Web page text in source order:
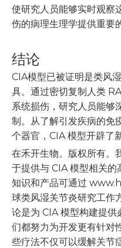
使研究人员能够实时观察
伤的病理生理学提供重要
结论
CIA模型已被证明是类风
具。通过密切复制人类
系统损伤，研究人员能够
制。从了解引发疾病的免
个器官，CIA 模型开辟了
在禾开生物。版权所有。
于提供与 CIA 模型相关
知识和产品可通过
球类风湿关节炎研究工作
论是为 CIA 模型构建提
们都努力为开发更有针对
些疗法不仅可以缓解关节